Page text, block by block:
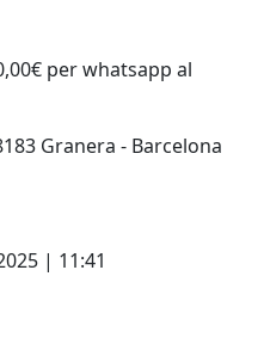
per whatsapp al
Granera - Barcelona
| 11:41